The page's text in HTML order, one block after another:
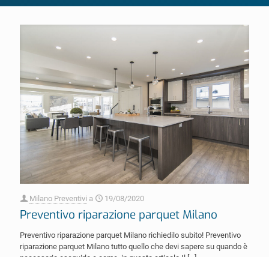
Milano Preventivi a 19/08/2020
Preventivo riparazione parquet Milano
Preventivo riparazione parquet Milano richiedilo subito! Preventivo
riparazione parquet Milano tutto quello che devi sapere su quando è